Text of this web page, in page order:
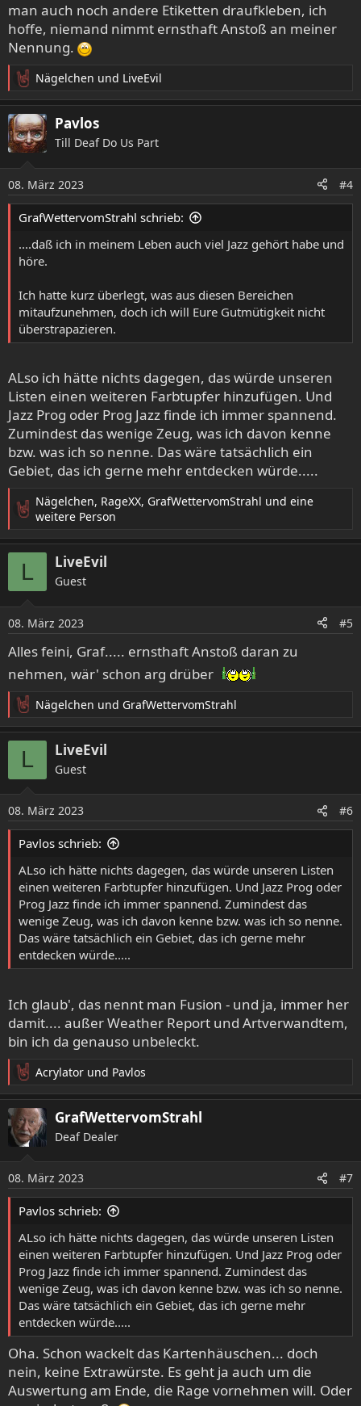
man auch noch andere Etiketten draufkleben, ich
hoffe, niemand nimmt ernsthaft Anstoß an meiner
Nennung.
R
e
a
k
t
n
e
n
Nägelchen und LiveEvil
Pavlos
Till Deaf Do Us Part
08. März 2023 #4
GrafWettervomStrahl schrieb:
....daß ich in meinem Leben auch viel Jazz gehört habe und
höre.
Ich hatte kurz überlegt, was aus diesen Bereichen
mitaufzunehmen, doch ich will Eure Gutmütigkeit nicht
überstrapazieren.
ALso ich hätte nichts dagegen, das würde unseren
Listen einen weiteren Farbtupfer hinzufügen. Und
Jazz Prog oder Prog Jazz finde ich immer spannend.
Zumindest das wenige Zeug, was ich davon kenne
bzw. was ich so nenne. Das wäre tatsächlich ein
Gebiet, das ich gerne mehr entdecken würde.....
R
a
i
o
n
e
n
:
Nägelchen, RageXX, GrafWettervomStrahl und eine
weitere Person
L LiveEvil
Guest
08. März 2023 #5
Alles feini, Graf..... ernsthaft Anstoß daran zu
nehmen, wär' schon arg drüber
R
e
a
n
e
n
Nägelchen und GrafWettervomStrahl
L LiveEvil
Guest
08. März 2023 #6
Pavlos schrieb:
ALso ich hätte nichts dagegen, das würde unseren Listen
einen weiteren Farbtupfer hinzufügen. Und Jazz Prog oder
Prog Jazz finde ich immer spannend. Zumindest das
wenige Zeug, was ich davon kenne bzw. was ich so nenne.
Das wäre tatsächlich ein Gebiet, das ich gerne mehr
entdecken würde.....
Ich glaub', das nennt man Fusion - und ja, immer her
damit.... außer Weather Report und Artverwandtem,
bin ich da genauso unbeleckt.
R
e
a
k
t
n
e
n
Acrylator und Pavlos
GrafWettervomStrahl
Deaf Dealer
08. März 2023 #7
Pavlos schrieb:
ALso ich hätte nichts dagegen, das würde unseren Listen
einen weiteren Farbtupfer hinzufügen. Und Jazz Prog oder
Prog Jazz finde ich immer spannend. Zumindest das
wenige Zeug, was ich davon kenne bzw. was ich so nenne.
Das wäre tatsächlich ein Gebiet, das ich gerne mehr
entdecken würde.....
Oha. Schon wackelt das Kartenhäuschen... doch
nein, keine Extrawürste. Es geht ja auch um die
Auswertung am Ende, die Rage vornehmen will. Oder